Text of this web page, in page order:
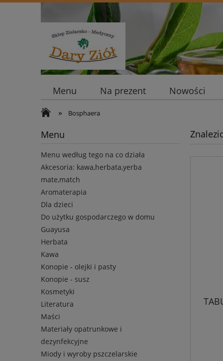
Menu Na prezent Nowości
» Bosphaera
Menu
Menu według tego na co działa
Akcesoria: kawa,herbata,yerba
mate,match
Aromaterapia
Dla dzieci
Do użytku gospodarczego w domu
Guayusa
Herbata
Kawa
Konopie - olejki i pasty
Konopie - susz
Kosmetyki
Literatura
Maści
Materiały opatrunkowe i
dezynfekcyjne
Miody i wyroby pszczelarskie